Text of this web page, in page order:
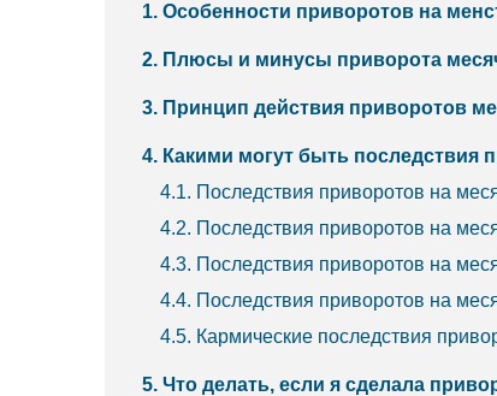
1. Особенности приворотов на
2. Плюсы и минусы приворота
3. Принцип действия приворотов
4. Какими могут быть последствия
4.1. Последствия приворотов на
4.2. Последствия приворотов на
4.3. Последствия приворотов на
4.4. Последствия приворотов на
4.5. Кармические последствия
5. Что делать, если я сделала